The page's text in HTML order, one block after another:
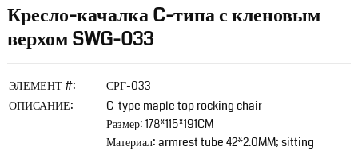
Кресло-качалка C-типа с кленовым
верхом SWG-033
ЭЛЕМЕНТ #:
СРГ-033
ОПИСАНИЕ:
C-type maple top rocking chair
Размер: 178*115*191CM
Материал: armrest tube 42*2.0MM; sitting